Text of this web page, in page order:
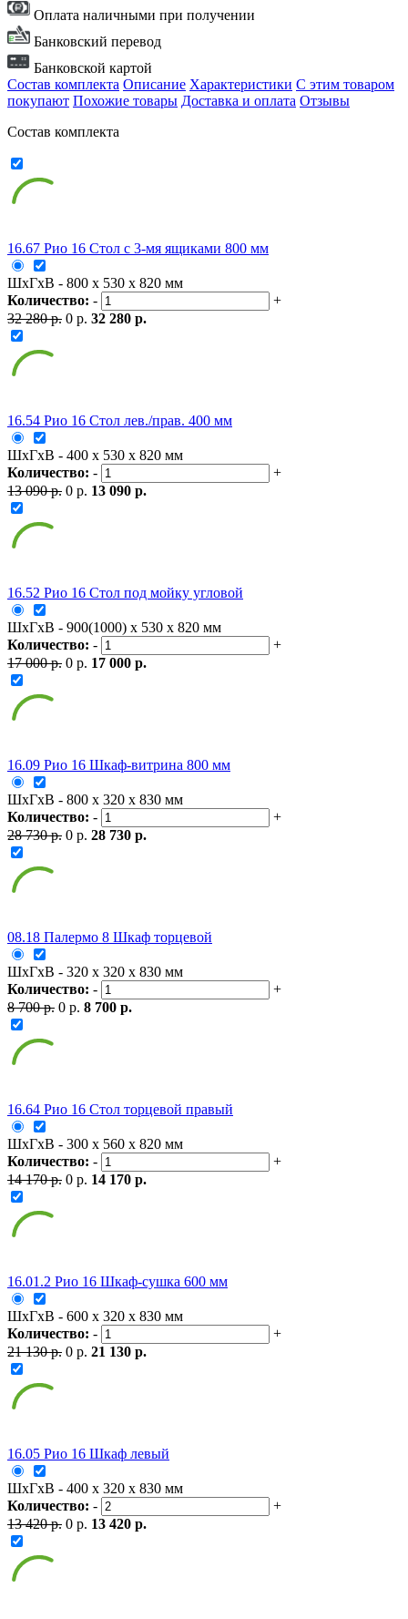
Оплата наличными при получении
Банковский перевод
Банковской картой
Состав комплекта Описание Характеристики С этим товаром
покупают Похожие товары Доставка и оплата Отзывы
Состав комплекта
16.67 Рио 16 Стол с 3-мя ящиками 800 мм
ШxГxВ - 800 x 530 x 820 мм
Количество: -
+
32 280 р. 0 р. 32 280 р.
16.54 Рио 16 Стол лев./прав. 400 мм
ШxГxВ - 400 x 530 x 820 мм
Количество: -
+
13 090 р. 0 р. 13 090 р.
16.52 Рио 16 Стол под мойку угловой
ШxГxВ - 900(1000) x 530 x 820 мм
Количество: -
+
17 000 р. 0 р. 17 000 р.
16.09 Рио 16 Шкаф-витрина 800 мм
ШxГxВ - 800 x 320 x 830 мм
Количество: -
+
28 730 р. 0 р. 28 730 р.
08.18 Палермо 8 Шкаф торцевой
ШxГxВ - 320 x 320 x 830 мм
Количество: -
+
8 700 р. 0 р. 8 700 р.
16.64 Рио 16 Стол торцевой правый
ШxГxВ - 300 x 560 x 820 мм
Количество: -
+
14 170 р. 0 р. 14 170 р.
16.01.2 Рио 16 Шкаф-сушка 600 мм
ШxГxВ - 600 x 320 x 830 мм
Количество: -
+
21 130 р. 0 р. 21 130 р.
16.05 Рио 16 Шкаф левый
ШxГxВ - 400 x 320 x 830 мм
Количество: -
+
13 420 р. 0 р. 13 420 р.